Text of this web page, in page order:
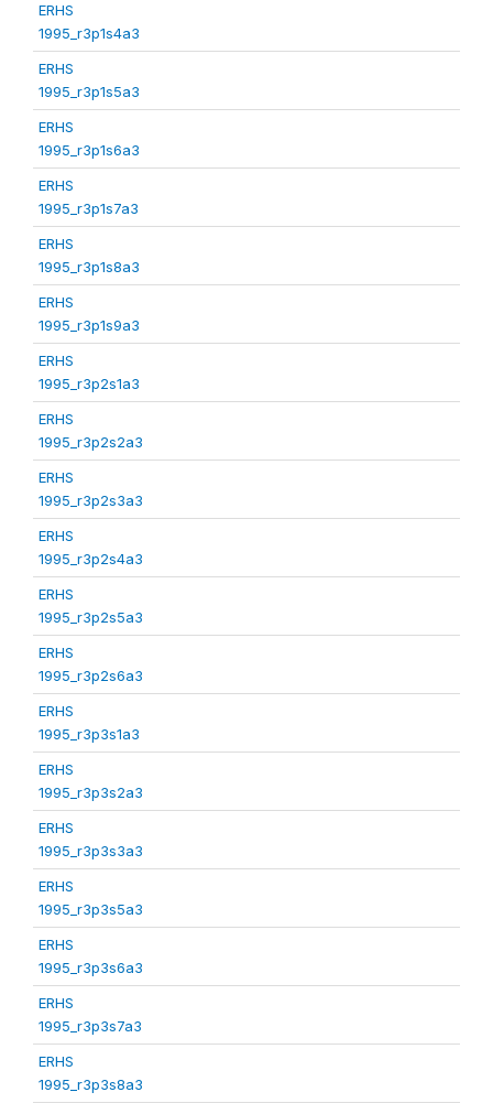
ERHS
1995_r3p1s4a3
ERHS
1995_r3p1s5a3
ERHS
1995_r3p1s6a3
ERHS
1995_r3p1s7a3
ERHS
1995_r3p1s8a3
ERHS
1995_r3p1s9a3
ERHS
1995_r3p2s1a3
ERHS
1995_r3p2s2a3
ERHS
1995_r3p2s3a3
ERHS
1995_r3p2s4a3
ERHS
1995_r3p2s5a3
ERHS
1995_r3p2s6a3
ERHS
1995_r3p3s1a3
ERHS
1995_r3p3s2a3
ERHS
1995_r3p3s3a3
ERHS
1995_r3p3s5a3
ERHS
1995_r3p3s6a3
ERHS
1995_r3p3s7a3
ERHS
1995_r3p3s8a3